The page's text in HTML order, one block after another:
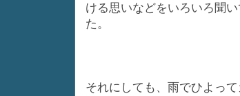
ける思いなどをいろいろ聞
た。
それにしても、雨でひよっ